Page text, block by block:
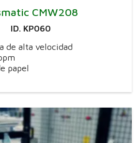
CMW208
ID. KP060
de alta velocidad
papel